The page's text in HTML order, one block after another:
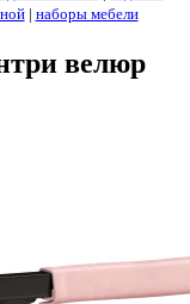
| наборы мебели
велюр